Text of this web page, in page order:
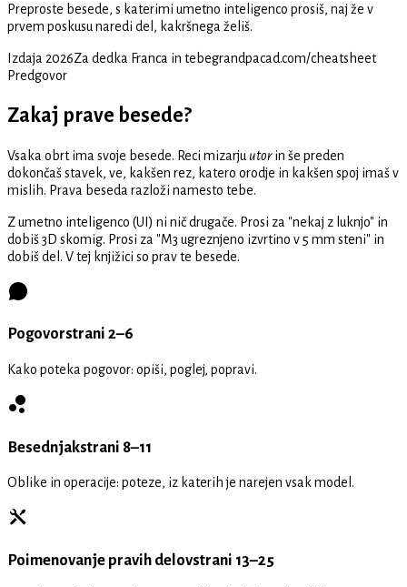
Preproste besede, s katerimi umetno inteligenco prosiš, naj že v
prvem poskusu naredi del, kakršnega želiš.
Izdaja 2026Za dedka Franca in tebegrandpacad.com/cheatsheet
Predgovor
Zakaj prave besede?
Vsaka obrt ima svoje besede. Reci mizarju utorin še preden
dokončaš stavek, ve, kakšen rez, katero orodje in kakšen spoj imaš v
mislih. Prava beseda razloži namesto tebe.
Z umetno inteligenco (UI) ni nič drugače. Prosi za "nekaj z luknjo" in
dobiš 3D skomig. Prosi za "M3 ugreznjeno izvrtino v 5 mm steni" in
dobiš del. V tej knjižici so prav te besede.
Pogovorstrani 2–6
Kako poteka pogovor: opiši, poglej, popravi.
Besednjakstrani 8–11
Oblike in operacije: poteze, iz katerih je narejen vsak model.
Poimenovanje pravih delovstrani 13–25